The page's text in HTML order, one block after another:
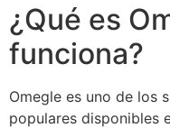
¿Qué es
funciona?
Omegle es uno de los
populares disponibles